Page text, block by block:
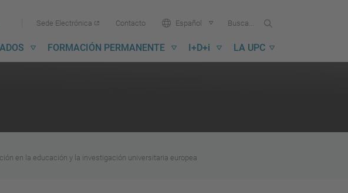
Sede Electrónica Contacto Idioma:Español
Buscar
UPC
FORMACIÓN PERMANENTE I+D+i LA UPC
en la educación y la investigación universitaria europea